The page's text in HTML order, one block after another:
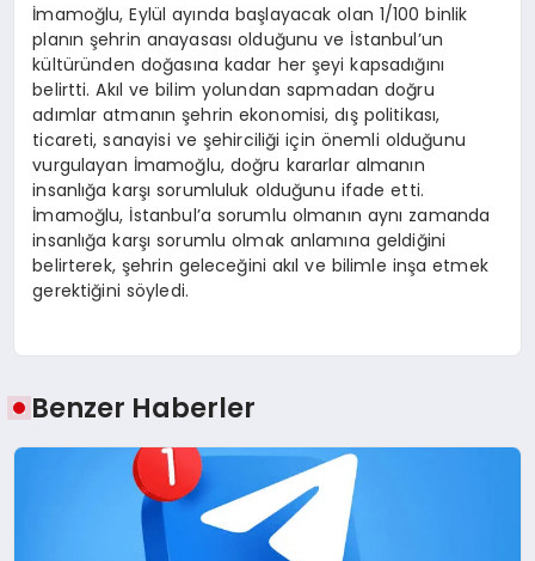
İmamoğlu, Eylül ayında başlayacak olan 1/100 binlik
planın şehrin anayasası olduğunu ve İstanbul’un
kültüründen doğasına kadar her şeyi kapsadığını
belirtti. Akıl ve bilim yolundan sapmadan doğru
adımlar atmanın şehrin ekonomisi, dış politikası,
ticareti, sanayisi ve şehirciliği için önemli olduğunu
vurgulayan İmamoğlu, doğru kararlar almanın
insanlığa karşı sorumluluk olduğunu ifade etti.
İmamoğlu, İstanbul’a sorumlu olmanın aynı zamanda
insanlığa karşı sorumlu olmak anlamına geldiğini
belirterek, şehrin geleceğini akıl ve bilimle inşa etmek
gerektiğini söyledi.
Benzer Haberler